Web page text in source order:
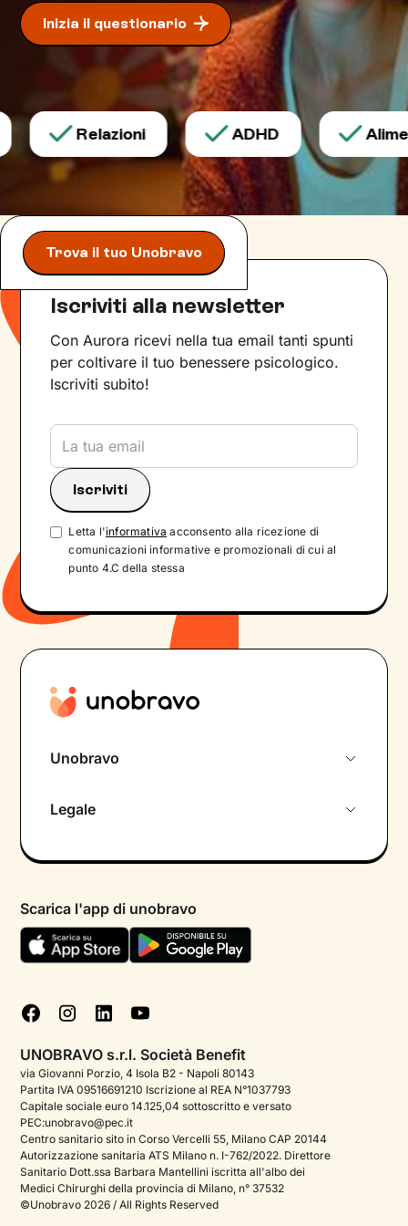
Inizia il questionario
Relazioni ADHD
Trova il tuo Unobravo
Iscriviti alla newsletter
Con Aurora ricevi nella tua email tanti spunti
per coltivare il tuo benessere psicologico.
Iscriviti subito!
Letta l'informativa acconsento alla ricezione di
comunicazioni informative e promozionali di cui al
punto 4.C della stessa
Unobravo
Psicologo in chat
Aiuto urgente
FAQ
Podcast di psicologia
Corporate
Psicologo italiano all'estero
Approfondimenti sulla salute mentale
Sala stampa
Legale
Termini e condizioni
Informativa Privacy
Cookie policy
Gestisci cookie
Scarica l'app di unobravo
UNOBRAVO s.r.l. Società Benefit
via Giovanni Porzio, 4 Isola B2 - Napoli 80143
Partita IVA 09516691210 Iscrizione al REA N°1037793
Capitale sociale euro 14.125,04 sottoscritto e versato
PEC:unobravo@pec.it
Centro sanitario sito in Corso Vercelli 55, Milano CAP 20144
Autorizzazione sanitaria ATS Milano n. I-762/2022. Direttore
Sanitario Dott.ssa Barbara Mantellini iscritta all'albo dei
Medici Chirurghi della provincia di Milano, n° 37532
©Unobravo 2026 / All Rights Reserved